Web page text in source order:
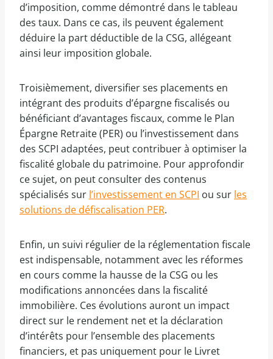
d’imposition, comme démontré dans le tableau
des taux. Dans ce cas, ils peuvent également
déduire la part déductible de la CSG, allégeant
ainsi leur imposition globale.
Troisièmement, diversifier ses placements en
intégrant des produits d’épargne fiscalisés ou
bénéficiant d’avantages fiscaux, comme le Plan
Épargne Retraite (PER) ou l’investissement dans
des SCPI adaptées, peut contribuer à optimiser la
fiscalité globale du patrimoine. Pour approfondir
ce sujet, on peut consulter des contenus
spécialisés sur l’investissement en SCPI ou sur les
solutions de défiscalisation PER.
Enfin, un suivi régulier de la réglementation fiscale
est indispensable, notamment avec les réformes
en cours comme la hausse de la CSG ou les
modifications annoncées dans la fiscalité
immobilière. Ces évolutions auront un impact
direct sur le rendement net et la déclaration
d’intérêts pour l’ensemble des placements
financiers, et pas uniquement pour le Livret